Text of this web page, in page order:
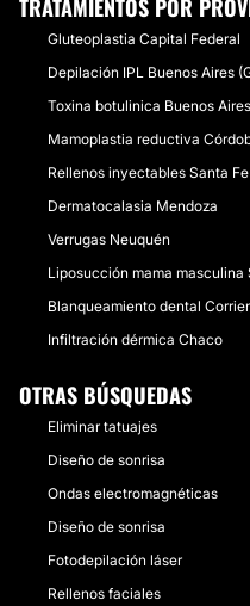
TRATAMIENTOS POR
Gluteoplastia Capital Federal
Depilación IPL Buenos Aires
Toxina botulinica Buenos
Mamoplastia reductiva
Rellenos inyectables Santa Fe
Dermatocalasia Mendoza
Verrugas Neuquén
Liposucción mama masculina
Blanqueamiento dental
Infiltración dérmica Chaco
OTRAS BÚSQUEDAS
Eliminar tatuajes
Diseño de sonrisa
Ondas electromagnéticas
Diseño de sonrisa
Fotodepilación láser
Rellenos faciales